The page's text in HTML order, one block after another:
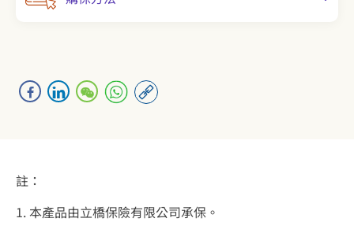
註：
1. 本產品由立橋保險有限公司承保。